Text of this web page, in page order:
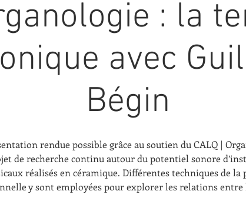
: la
avec
Bégin
rendue possible grâce au soutien du CALQ |
de recherche continu autour du potentiel sonore
réalisés en céramique. Différentes techniques de la
y sont employées pour explorer les relations entre